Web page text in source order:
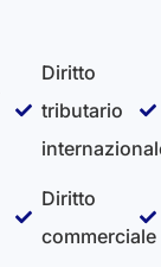
Diritto
tributario
Diritto
commerciale